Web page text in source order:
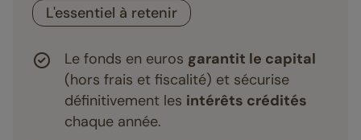
L'essentiel à retenir
Le fonds en euros garantit le capital
(hors frais et fiscalité) et sécurise
définitivement les intérêts crédités
chaque année.